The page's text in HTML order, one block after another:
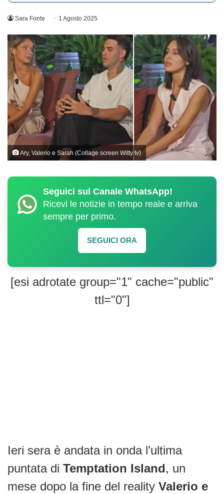
Sara Fonte 1 Agosto 2025
Ary, Valerio e Sarah (Collage screen Witty tv)
Seguici sul Canale WhatsApp!
Ricevi le notizie in tempo reale e arriva
sempre per primo.
SEGUICI ORA
[esi adrotate group="1" cache="public"
ttl="0"]
Ieri sera è andata in onda l’ultima
puntata di Temptation Island, un
mese dopo la fine del reality Valerio e